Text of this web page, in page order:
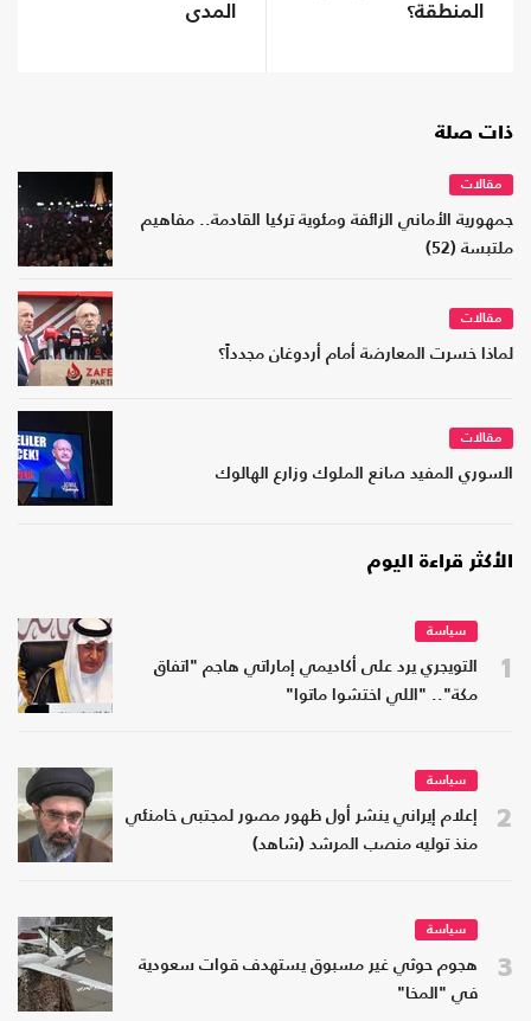
المنطقة؟
المدى
ذات صلة
مقالات
جمهورية الأماني الزائفة ومئوية تركيا القادمة.. مفاهيم
ملتبسة (52)
مقالات
لماذا خسرت المعارضة أمام أردوغان مجدداً؟
مقالات
السوري المفيد صانع الملوك وزارع الهالوك
الأكثر قراءة اليوم
1
سياسة
التويجري يرد على أكاديمي إماراتي هاجم "اتفاق
مكة".. "اللي اختشوا ماتوا"
2
سياسة
إعلام إيراني ينشر أول ظهور مصور لمجتبى خامنئي
منذ توليه منصب المرشد (شاهد)
3
سياسة
هجوم حوثي غير مسبوق يستهدف قوات سعودية
في "المخا"